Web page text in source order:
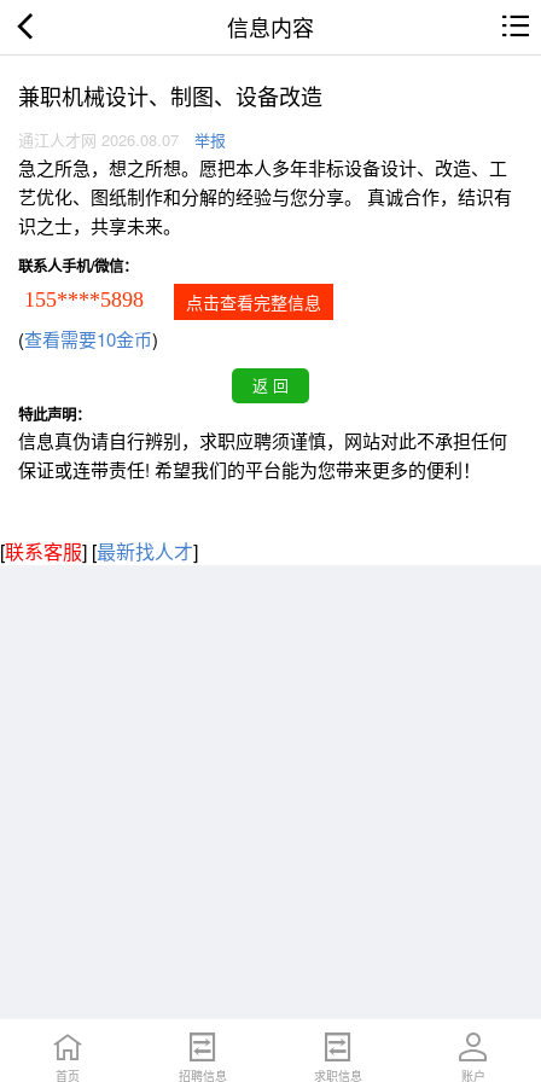
信息内容
兼职机械设计、制图、设备改造
通江人才网 2026.08.07 举报
急之所急，想之所想。愿把本人多年非标设备设计、改造、工
艺优化、图纸制作和分解的经验与您分享。 真诚合作，结识有
识之士，共享未来。
联系人手机/微信：
155****5898 点击查看完整信息
(查看需要10金币)
特此声明：
信息真伪请自行辨别，求职应聘须谨慎，网站对此不承担任何
保证或连带责任! 希望我们的平台能为您带来更多的便利！
[联系客服] [最新找人才]
首页 招聘信息 求职信息 账户